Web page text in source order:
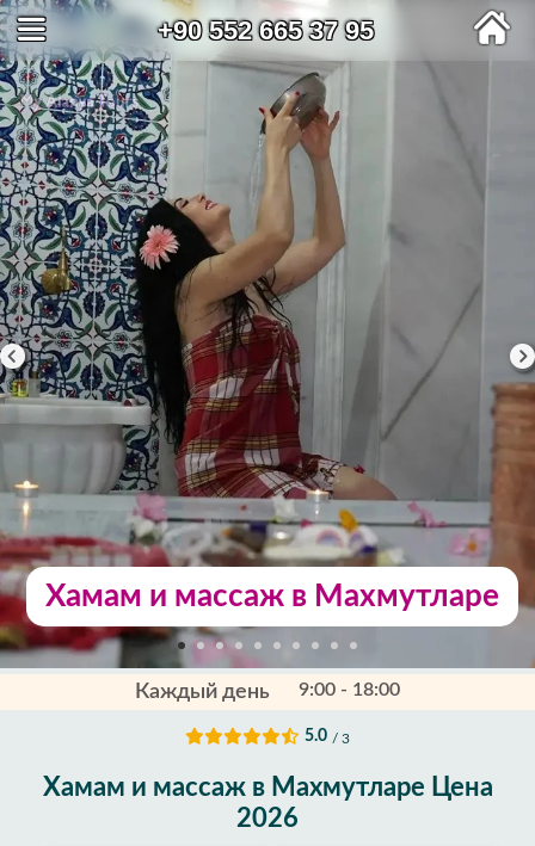
+90 552 665 37 95
Хамам и массаж в Махмутларе
Каждый день 9:00 - 18:00
5.0 / 3
Хамам и массаж в Махмутларе Цена
2026